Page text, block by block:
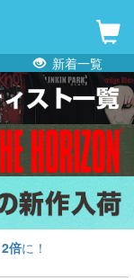
新着一覧
2倍に！